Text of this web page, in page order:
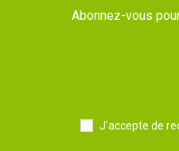
Abonnez-vous
J'accepte de